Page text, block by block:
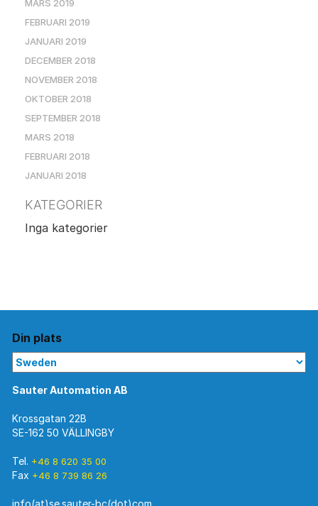
MARS 2019
FEBRUARI 2019
JANUARI 2019
DECEMBER 2018
NOVEMBER 2018
OKTOBER 2018
SEPTEMBER 2018
MARS 2018
FEBRUARI 2018
JANUARI 2018
KATEGORIER
Inga kategorier
Din plats
Sauter Automation AB
Krossgatan 22B
SE-162 50 VÄLLINGBY
Tel. +46 8 620 35 00
Fax +46 8 739 86 26